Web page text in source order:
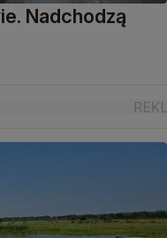
Nadchodzą